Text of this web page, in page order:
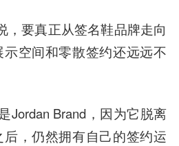
，要真正从签名鞋品牌走向
空间和零散签约还远远不
Jordan Brand，因为它脱离
，仍然拥有自己的签约运